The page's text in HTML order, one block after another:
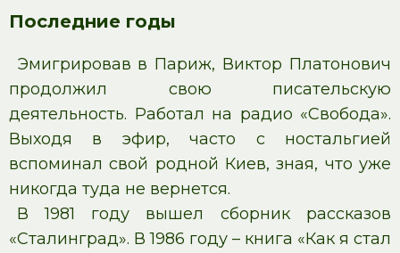
Последние годы
Эмигрировав в Париж, Виктор Платонович
продолжил свою писательскую
деятельность. Работал на радио «Свобода».
Выходя в эфир, часто с ностальгией
вспоминал свой родной Киев, зная, что уже
никогда туда не вернется.
В 1981 году вышел сборник рассказов
«Сталинград». В 1986 году – книга «Как я стал